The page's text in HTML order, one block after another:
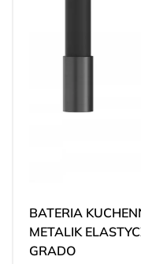
BATERIA
METALIK
GRADO